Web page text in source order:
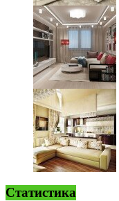
Статистика